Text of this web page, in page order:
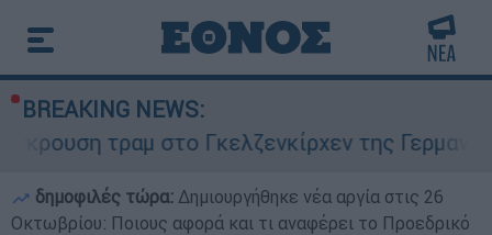
BREAKING NEWS:
στο Γκελζενκίρχεν της Γερμανίας:
δημοφιλές τώρα: Δημιουργήθηκε νέα αργία στις 26
Οκτωβρίου: Ποιους αφορά και τι αναφέρει το Προεδρικό